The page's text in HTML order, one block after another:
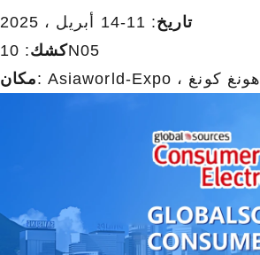
تاريخ: 11-14 أبريل ، 2025
كشك: 10N05
مكان
: Asiaworld-Expo ، هونغ كونغ